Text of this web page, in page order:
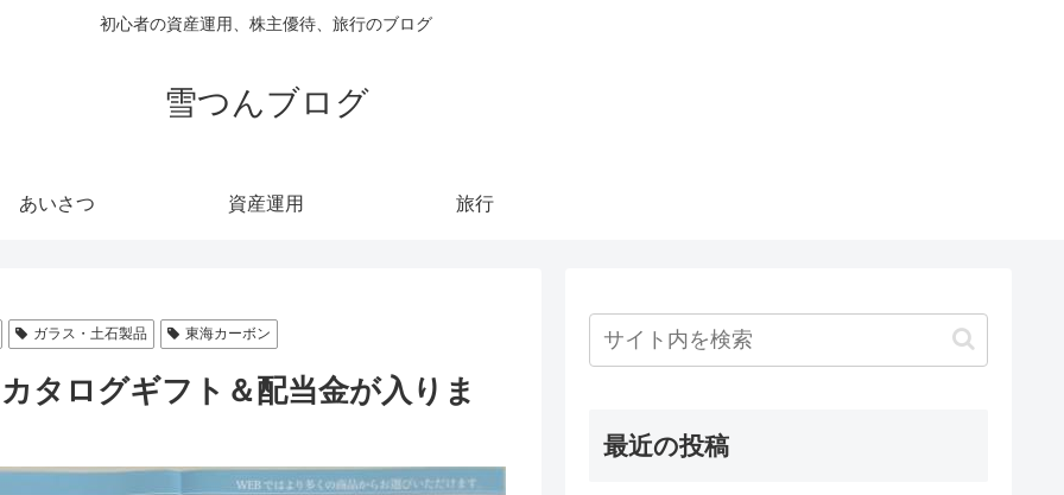
初心者の資産運用、株主優待、旅行のブログ
雪つんブログ
あいさつ 資産運用 旅行
ガラス・土石製品 東海カーボン
タログギフト＆配当金が入りま
最近の投稿